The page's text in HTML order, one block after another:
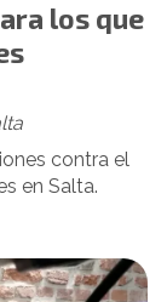
los que
contra el
en Salta.